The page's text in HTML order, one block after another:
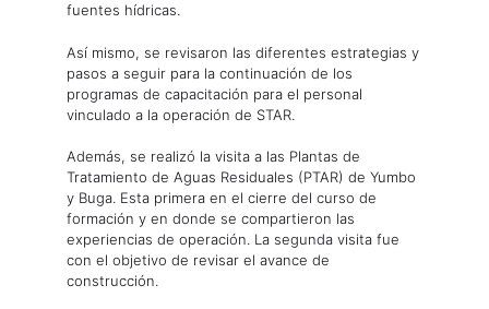
fuentes hídricas.
Así mismo, se revisaron las diferentes estrategias y
pasos a seguir para la continuación de los
programas de capacitación para el personal
vinculado a la operación de STAR.
Además, se realizó la visita a las Plantas de
Tratamiento de Aguas Residuales (PTAR) de Yumbo
y Buga. Esta primera en el cierre del curso de
formación y en donde se compartieron las
experiencias de operación. La segunda visita fue
con el objetivo de revisar el avance de
construcción.